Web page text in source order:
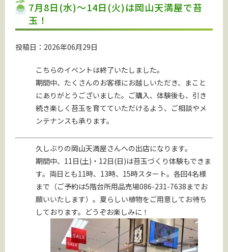
7月8日(水)～14日(火)は岡山天満屋で苔
玉！
投稿日：2026年06月29日
こちらのイベントは終了いたしました。
期間中、たくさんのお客様にお越しいただき、まこと
にありがとうございました。ご購入、体験後も、引き
続き楽しく苔玉を育てていただけるよう、ご相談やメ
ンテナンスも承ります。
久しぶりの岡山天満屋さんへの出店になります。
期間中、11日(土)・12日(日)は苔玉づくり体験もできま
す。両日とも11時、13時、15時スタート。各回4名様
まで（ご予約は5階台所用品売場086-231-7638までお
願いいたします）。夏らしい植物をご用意してお待ち
しております。どうぞお楽しみに！